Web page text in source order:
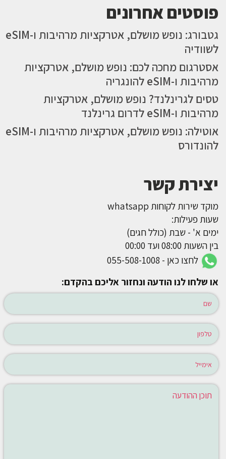
פוסטים אחרונים
גטבורג: נופש מושלם, אטרקציות מרהיבות ו-eSIM
לשוודיה
אסטרגום מחכה לכם: נופש מושלם, אטרקציות
מרהיבות ו-eSIM להונגריה
טסים לגרינלנד? נופש מושלם, אטרקציות
מרהיבות ו-eSIM לדרום גרינלנד
אוטילה: נופש מושלם, אטרקציות מרהיבות ו-eSIM
להונדורס
יצירת קשר
מוקד שירות לקוחות whatsapp
שעות פעילות:
ימים א' - שבת (כולל חגים)
בין השעות 08:00 ועד 00:00
לחצו כאן - 055-508-1008
או שלחו לנו הודעה ונחזור אליכם בהקדם: